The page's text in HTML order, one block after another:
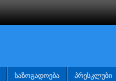
ᲡᲐᲖᲝᲒᲐᲓᲝᲔᲑᲐ ᲞᲠᲔᲡᲙᲚᲣᲑᲘ